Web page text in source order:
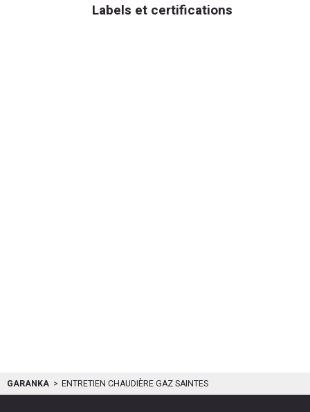
Labels et certifications
GARANKA ENTRETIEN CHAUDIÈRE GAZ SAINTES